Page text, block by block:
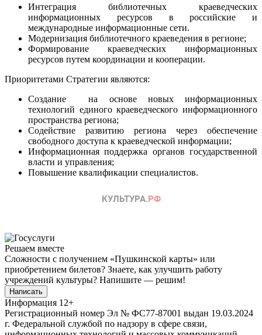
Интеграция библиотечных краеведческих
информационных ресурсов в российские и
международные информационные сети.
Модернизация библиотечного краеведения в регионе;
Формирование краеведческих информационных
ресурсов путем координации и кооперации.
Приоритетами Стратегии являются:
Создание на основе новых информационных
технологий единого краеведческого информационного
пространства региона;
Содействие развитию региона через обеспечение
свободного доступа к краеведческой информации;
Информационная поддержка органов государственной
власти и управления;
Повышение квалификации специалистов.
Решаем вместе
Сложности с получением «Пушкинской карты» или
приобретением билетов? Знаете, как улучшить работу
учреждений культуры? Напишите — решим!
Написать
Информация 12+
Регистрационный номер Эл № ФС77-87001 выдан 19.03.2024
г. Федеральной службой по надзору в сфере связи,